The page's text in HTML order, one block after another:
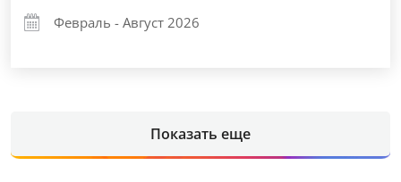
Февраль - Август 2026
Показать еще